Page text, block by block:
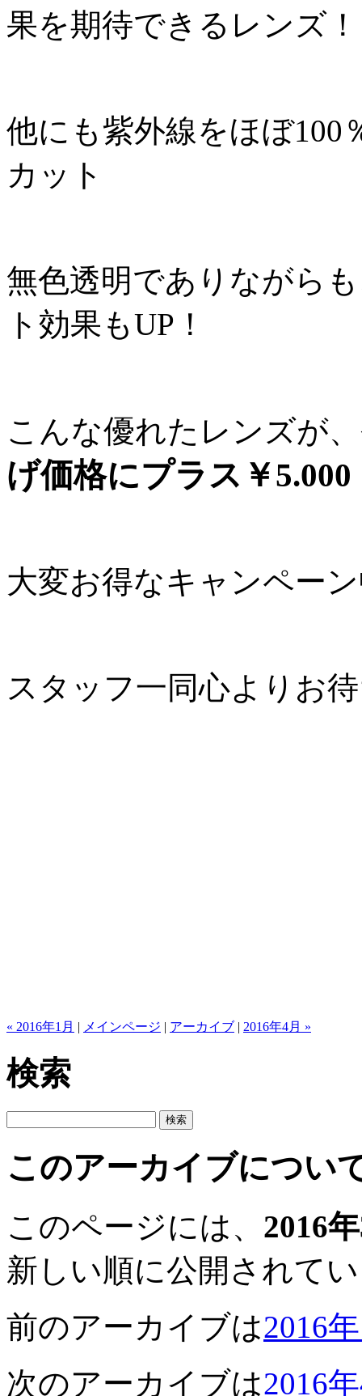
果を期待できるレンズ！
他にも紫外線をほぼ
カット
無色透明でありながら
ト効果もUP！
こんな優れたレンズが
げ価格にプラス￥5.000
大変お得なキャンペー
スタッフ一同心よりお
« 2016年1月 | メインページ | アーカイブ | 2016年4月 »
検索
このアーカイブについ
このページには、 2016
新しい順に公開されて
前のアーカイブは2016
次のアーカイブは2016